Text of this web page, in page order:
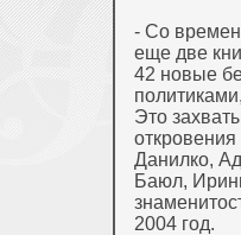
- Со
еще две
42 новые
Это
Данилко,
Баюл,
2004 год.